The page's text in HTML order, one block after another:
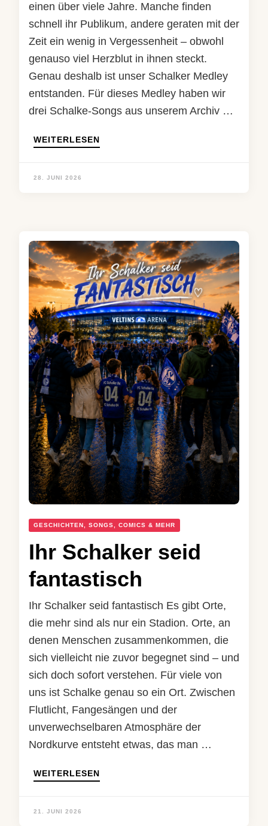
einen über viele Jahre. Manche finden
schnell ihr Publikum, andere geraten mit der
Zeit ein wenig in Vergessenheit – obwohl
genauso viel Herzblut in ihnen steckt.
Genau deshalb ist unser Schalker Medley
entstanden. Für dieses Medley haben wir
drei Schalke-Songs aus unserem Archiv …
WEITERLESEN
28. JUNI 2026
GESCHICHTEN, SONGS, COMICS & MEHR
Ihr Schalker seid
fantastisch
Ihr Schalker seid fantastisch Es gibt Orte,
die mehr sind als nur ein Stadion. Orte, an
denen Menschen zusammenkommen, die
sich vielleicht nie zuvor begegnet sind – und
sich doch sofort verstehen. Für viele von
uns ist Schalke genau so ein Ort. Zwischen
Flutlicht, Fangesängen und der
unverwechselbaren Atmosphäre der
Nordkurve entsteht etwas, das man …
WEITERLESEN
21. JUNI 2026